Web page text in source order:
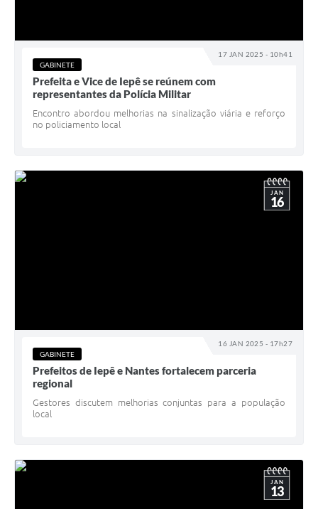
17 JAN 2025 - 10h41
GABINETE
Prefeita e Vice de Iepê se reúnem com
representantes da Polícia Militar
Encontro abordou melhorias na sinalização viária e reforço
no policiamento local
16 JAN 2025 - 17h27
JAN
16
GABINETE
Prefeitos de Iepê e Nantes fortalecem parceria
regional
Gestores discutem melhorias conjuntas para a população
local
JAN
13